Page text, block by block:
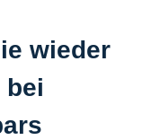
wieder
bei